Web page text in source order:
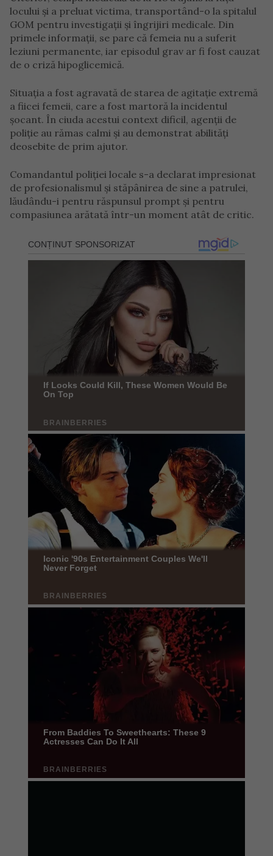
locului și a preluat victima, transportând-o la spitalul
GOM pentru investigații și îngrijiri medicale. Din
primele informații, se pare că femeia nu a suferit
leziuni permanente, iar episodul grav ar fi fost cauzat
de o criză hipoglicemică.
Situația a fost agravată de starea de agitație extremă
a fiicei femeii, care a fost martoră la incidentul
șocant. În ciuda acestui context dificil, agenții de
poliție au rămas calmi și au demonstrat abilități
deosebite de prim ajutor.
Comandantul poliției locale s-a declarat impresionat
de profesionalismul și stăpânirea de sine a patrulei,
lăudându-i pentru răspunsul prompt și pentru
compasiunea arătată într-un moment atât de critic.